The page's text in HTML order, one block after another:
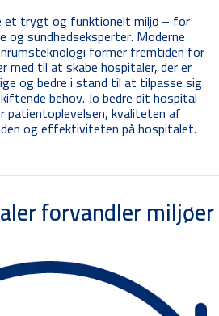
et trygt og funktionelt miljø – for
og sundhedseksperter. Moderne
former fremtiden for
med til at skabe hospitaler, der er
og bedre i stand til at tilpasse sig
behov. Jo bedre dit hospital
patientoplevelsen, kvaliteten af
og effektiviteten på hospitalet.
forvandler miljøer